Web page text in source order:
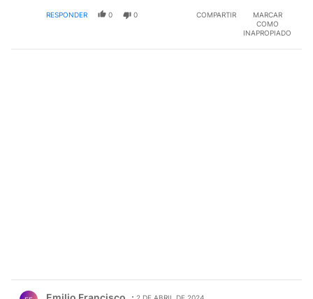
la economía es un a ciencia exacta, y nosotros somos
su hoja cuadriculada donde dibujan sus números
RESPONDER 0 0 COMPARTIR
MARCAR
COMO
INAPROPIADO